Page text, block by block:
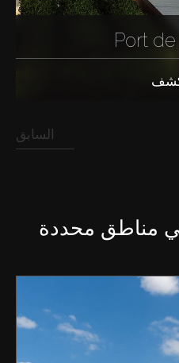
Port
السابق
مناطق محددة